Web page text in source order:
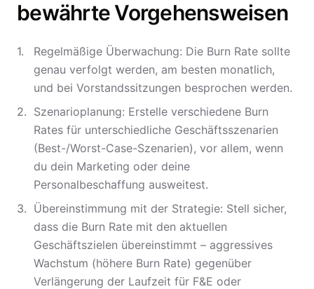
bewährte Vorgehensweisen
Regelmäßige Überwachung: Die Burn Rate sollte
genau verfolgt werden, am besten monatlich,
und bei Vorstandssitzungen besprochen werden.
Szenarioplanung: Erstelle verschiedene Burn
Rates für unterschiedliche Geschäftsszenarien
(Best-/Worst-Case-Szenarien), vor allem, wenn
du dein Marketing oder deine
Personalbeschaffung ausweitest.
Übereinstimmung mit der Strategie: Stell sicher,
dass die Burn Rate mit den aktuellen
Geschäftszielen übereinstimmt – aggressives
Wachstum (höhere Burn Rate) gegenüber
Verlängerung der Laufzeit für F&E oder